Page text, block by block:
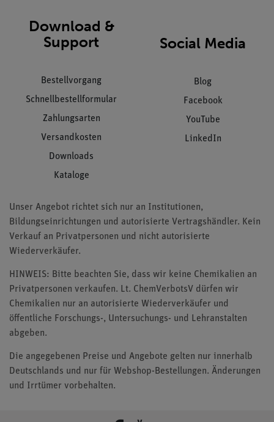
Download &
Support
Bestellvorgang
Schnellbestellformular
Zahlungsarten
Versandkosten
Downloads
Kataloge
Social Media
Blog
Facebook
YouTube
LinkedIn
Unser Angebot richtet sich nur an Institutionen,
Bildungseinrichtungen und autorisierte Vertragshändler. Kein
Verkauf an Privatpersonen und nicht autorisierte
Wiederverkäufer.
HINWEIS: Bitte beachten Sie, dass wir keine Chemikalien an
Privatpersonen verkaufen. Lt. ChemVerbotsV dürfen wir
Chemikalien nur an autorisierte Wiederverkäufer und
öffentliche Forschungs-, Untersuchungs- und Lehranstalten
abgeben.
Die angegebenen Preise und Angebote gelten nur innerhalb
Deutschlands und nur für Webshop-Bestellungen. Änderungen
und Irrtümer vorbehalten.